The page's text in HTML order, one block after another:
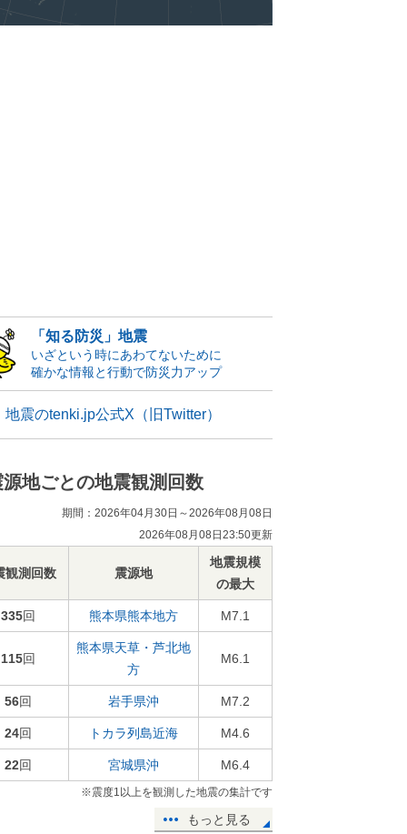
「知る防災」地震
いざという時にあわてないために
確かな情報と行動で防災力アップ
地震のtenki.jp公式X（旧Twitter）
源地ごとの地震観測回数
期間：2026年04月30日～2026年08月08日
2026年08月08日23:50更新
観測回数 震源地
地震規模
の最大
335回 熊本県熊本地方 M7.1
115回
熊本県天草・芦北地
方
M6.1
56回 岩手県沖 M7.2
24回 トカラ列島近海 M4.6
22回 宮城県沖 M6.4
※震度1以上を観測した地震の集計です
もっと見る